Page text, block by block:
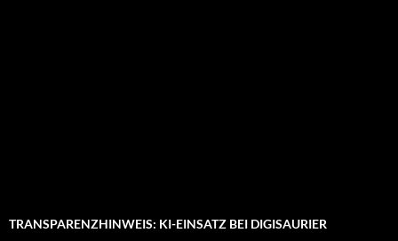
TRANSPARENZHINWEIS: KI-EINSATZ BEI DIGISAURIER